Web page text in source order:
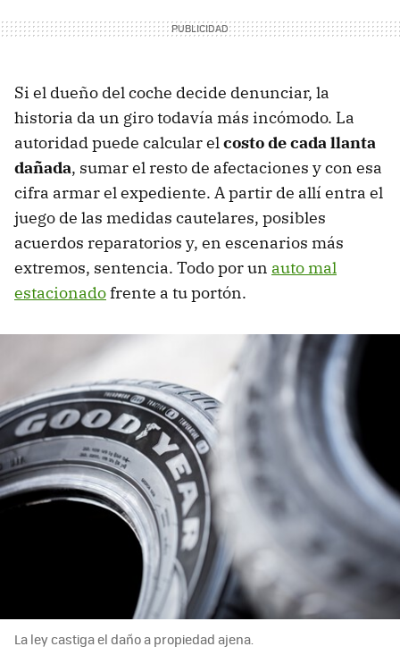
Si el dueño del coche decide denunciar, la
historia da un giro todavía más incómodo. La
autoridad puede calcular elcosto de cada llanta
dañada, sumar el resto de afectaciones y con esa
cifra armar el expediente. A partir de allí entra el
juego de las medidas cautelares, posibles
acuerdos reparatorios y, en escenarios más
extremos, sentencia. Todo por un auto mal
estacionadofrente a tu portón.
La ley castiga el daño a propiedad ajena.